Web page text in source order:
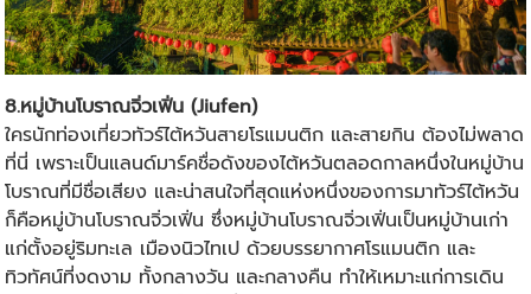
8.หมู่บ้านโบราณจิ่วเฟิ่น (Jiufen)
ใครนักท่องเที่ยวทัวร์ไต้หวันสายโรแมนติก และสายกิน ต้องไม่พลาด
ที่นี่ เพราะเป็นแลนด์มาร์คชื่อดังของไต้หวันตลอดกาลหนึ่งในหมู่บ้าน
โบราณที่มีชื่อเสียง และน่าสนใจที่สุดแห่งหนึ่งของการมาทัวร์ไต้หวัน
ก็คือหมู่บ้านโบราณจิ่วเฟิ่น ซึ่งหมู่บ้านโบราณจิ่วเฟิ่นเป็นหมู่บ้านเก่า
แก่ตั้งอยู่ริมทะเล เมืองนิวไทเป ด้วยบรรยากาศโรแมนติก และ
ทิวทัศน์ที่งดงาม ทั้งกลางวัน และกลางคืน ทำให้เหมาะแก่การเดิน